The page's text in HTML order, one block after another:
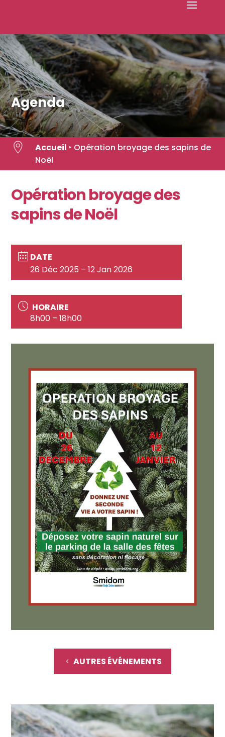
Agenda
 Accueil ‣ Opération broyage des sapins de
Noël
Opération broyage des
sapins de Noël
DATE
26 Déc 2025 – 12 Jan 2026
HORAIRE
8h00 – 18h00
AUTRES ÉVÉNEMENTS